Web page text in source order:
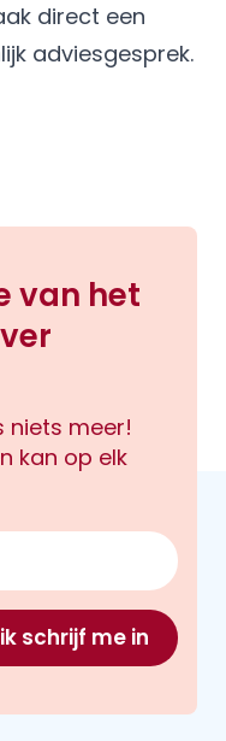
direct een
adviesgesprek.
van het
niets meer!
kan op elk
schrijf me in